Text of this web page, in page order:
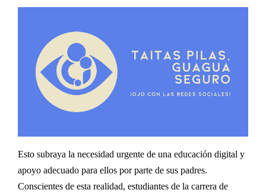
Esto subraya la necesidad urgente de una educación digital y
apoyo adecuado para ellos por parte de sus padres.
Conscientes de esta realidad, estudiantes de la carrera de